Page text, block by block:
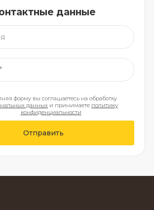
данные
форму вы соглашаетесь на обработку
данных и принимаете политику
конфиденциальности
Отправить